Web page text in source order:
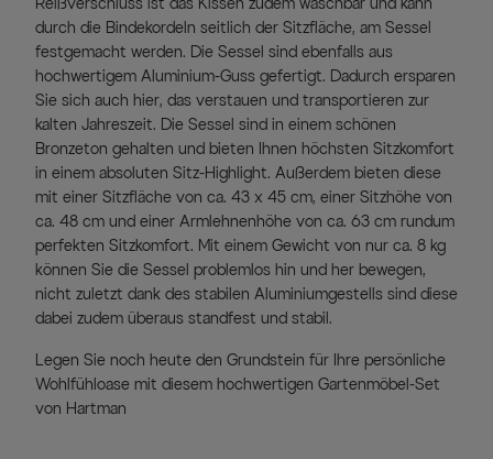
Reißverschluss ist das Kissen zudem waschbar und kann
durch die Bindekordeln seitlich der Sitzfläche, am Sessel
festgemacht werden. Die Sessel sind ebenfalls aus
hochwertigem Aluminium-Guss gefertigt. Dadurch ersparen
Sie sich auch hier, das verstauen und transportieren zur
kalten Jahreszeit. Die Sessel sind in einem schönen
Bronzeton gehalten und bieten Ihnen höchsten Sitzkomfort
in einem absoluten Sitz-Highlight. Außerdem bieten diese
mit einer Sitzfläche von ca. 43 x 45 cm, einer Sitzhöhe von
ca. 48 cm und einer Armlehnenhöhe von ca. 63 cm rundum
perfekten Sitzkomfort. Mit einem Gewicht von nur ca. 8 kg
können Sie die Sessel problemlos hin und her bewegen,
nicht zuletzt dank des stabilen Aluminiumgestells sind diese
dabei zudem überaus standfest und stabil.
Legen Sie noch heute den Grundstein für Ihre persönliche
Wohlfühloase mit diesem hochwertigen Gartenmöbel-Set
von Hartman